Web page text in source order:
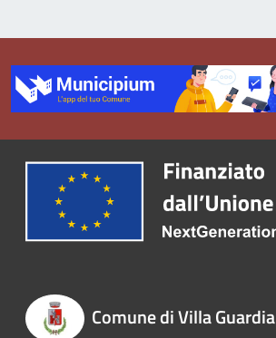
Comune di Villa Guardia